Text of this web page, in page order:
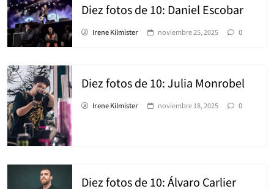
Diez fotos de 10: Daniel Escobar
Irene Kilmister noviembre 25, 2025 0
Diez fotos de 10: Julia Monrobel
Irene Kilmister noviembre 18, 2025 0
Diez fotos de 10: Álvaro Carlier